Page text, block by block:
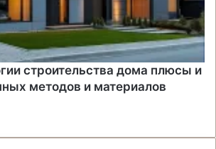
строительства дома плюсы и
методов и материалов